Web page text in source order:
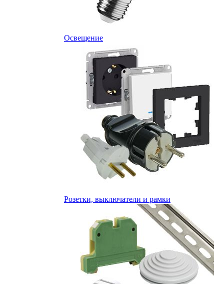
Освещение
Розетки, выключатели и рамки